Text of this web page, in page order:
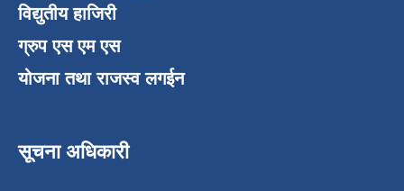
विद्युतीय हाजिरी
ग्रुप एस एम एस
योजना तथा राजस्व लगईन
सूचना अधिकारी